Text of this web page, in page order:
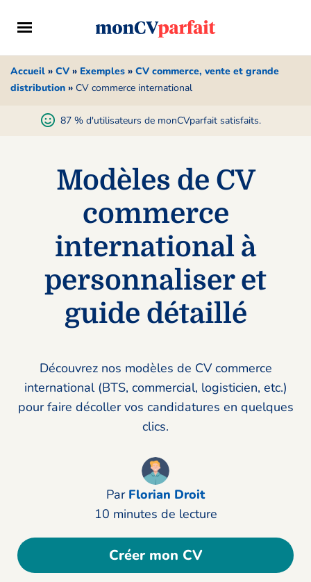
Accueil » CV » Exemples » CV commerce, vente et grande
distribution » CV commerce international
87 % d'utilisateurs de monCVparfait satisfaits.
Modèles de CV
commerce
international à
personnaliser et
guide détaillé
Découvrez nos modèles de CV commerce
international (BTS, commercial, logisticien, etc.)
pour faire décoller vos candidatures en quelques
clics.
Par Florian Droit
10 minutes de lecture
Créer mon CV